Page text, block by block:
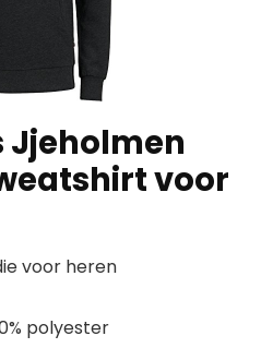
Jjeholmen
voor
voor heren
polyester